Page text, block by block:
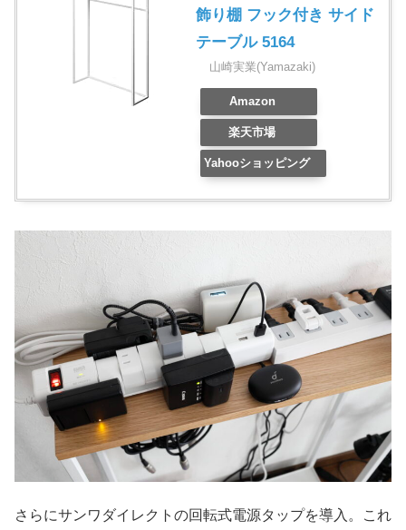
飾り棚 フック付き サイド
テーブル 5164
山崎実業(Yamazaki)
Amazon
楽天市場
Yahooショッピング
さらにサンワダイレクトの回転式電源タップを導入。これ